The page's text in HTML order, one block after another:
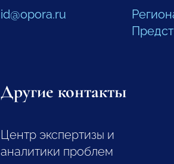
id@opora.ru
Другие контакты
Центр экспертизы и
аналитики проблем